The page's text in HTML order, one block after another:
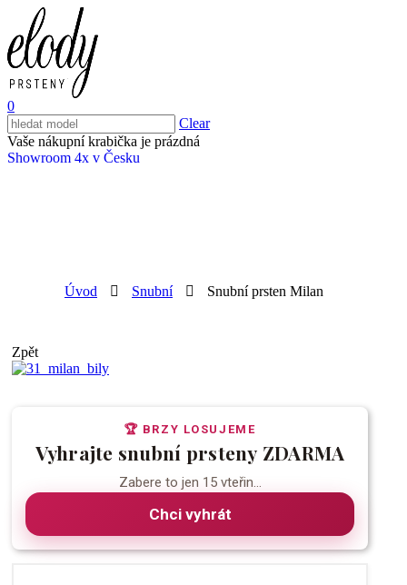
0
Clear
Vaše nákupní krabička je prázdná
Showroom 4x v Česku
Úvod Snubní Snubní prsten Milan
Zpět
🏆 BRZY LOSUJEME
Vyhrajte snubní prsteny ZDARMA
Zabere to jen 15 vteřin...
Chci vyhrát